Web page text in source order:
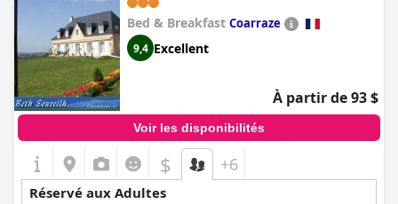
Bed & Breakfast Coarraze
9,4 Excellent
À partir de 93 $
Voir les disponibilités
$ +6
Réservé aux Adultes